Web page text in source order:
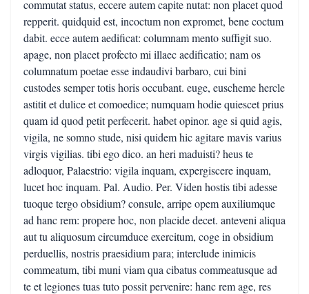
commutat status, eccere autem capite nutat: non placet quod
repperit. quidquid est, incoctum non expromet, bene coctum
dabit. ecce autem aedificat: columnam mento suffigit suo.
apage, non placet profecto mi illaec aedificatio; nam os
columnatum poetae esse indaudivi barbaro, cui bini
custodes semper totis horis occubant. euge, euscheme hercle
astitit et dulice et comoedice; numquam hodie quiescet prius
quam id quod petit perfecerit. habet opinor. age si quid agis,
vigila, ne somno stude, nisi quidem hic agitare mavis varius
virgis vigilias. tibi ego dico. an heri maduisti? heus te
adloquor, Palaestrio: vigila inquam, expergiscere inquam,
lucet hoc inquam. Pal. Audio. Per. Viden hostis tibi adesse
tuoque tergo obsidium? consule, arripe opem auxiliumque
ad hanc rem: propere hoc, non placide decet. anteveni aliqua
aut tu aliquosum circumduce exercitum, coge in obsidium
perduellis, nostris praesidium para; interclude inimicis
commeatum, tibi muni viam qua cibatus commeatusque ad
te et legiones tuas tuto possit pervenire: hanc rem age, res